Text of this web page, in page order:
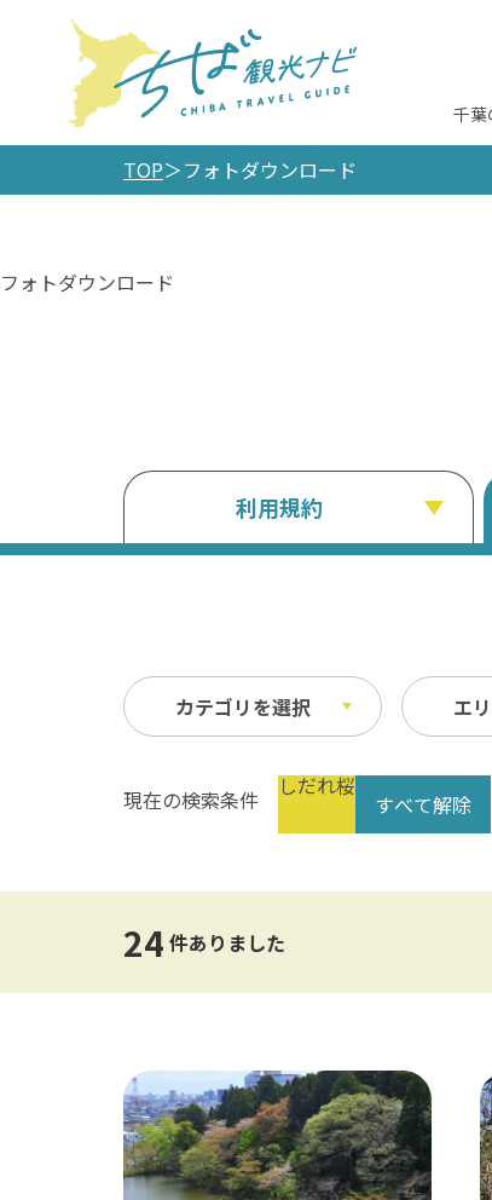
千葉
TOP フォトダウンロード
フォトダウンロード
利用規約
カテゴリを選択 エ
祭り・イベント
公共の施設
春
縦
現在の検索条件 しだれ桜
すべて解除
24 件ありました